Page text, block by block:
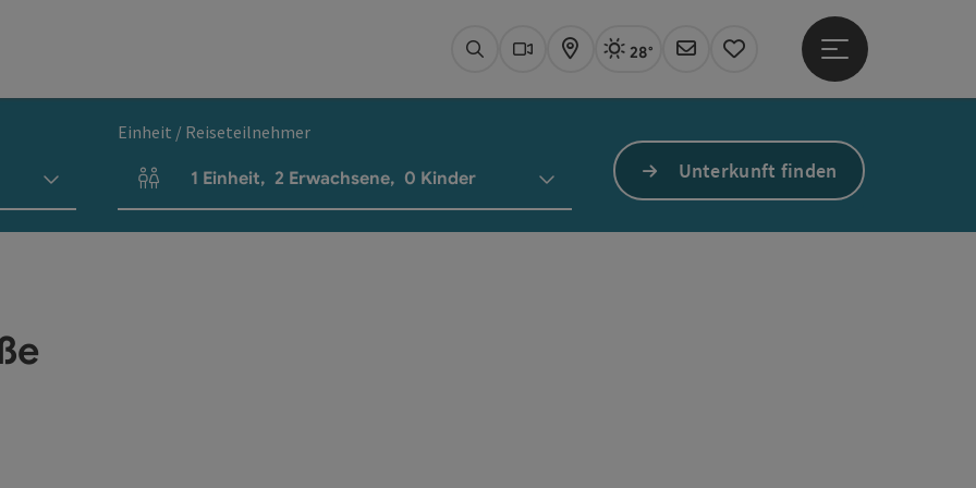
SuchenWebcams
KarteAktuelles Wetter Linz, sonnig
28°
Newsletter
Merkzettel
Hauptmenü öffnen
Einheit / Reiseteilnehmer
Einheitenanzahl und Personenfelder
1 Einheit, 2 Erwachsene, 0 Kinder Unterkunft finden